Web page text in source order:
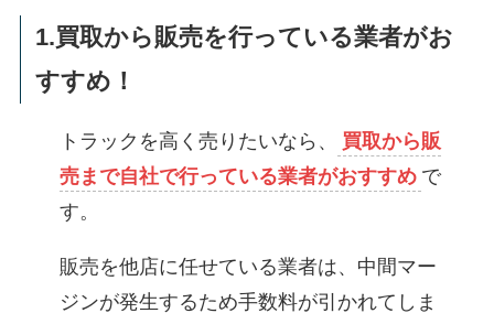
1.買取から販売を行っている業者がお
すすめ！
トラックを高く売りたいなら、
買取から販
売まで自社で行っている業者がおすすめ で
す。
販売を他店に任せている業者は、中間マー
ジンが発生するため手数料が引かれてしま